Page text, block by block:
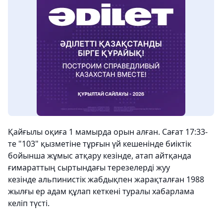
Қайғылы оқиға 1 мамырда орын алған. Сағат 17:33-
те "103" қызметіне тұрғын үй кешенінде биіктік
бойынша жұмыс атқару кезінде, атап айтқанда
ғимараттың сыртындағы терезелерді жуу
кезінде альпинистік жабдықпен жарақталған 1988
жылғы ер адам құлап кеткені туралы хабарлама
келіп түсті.